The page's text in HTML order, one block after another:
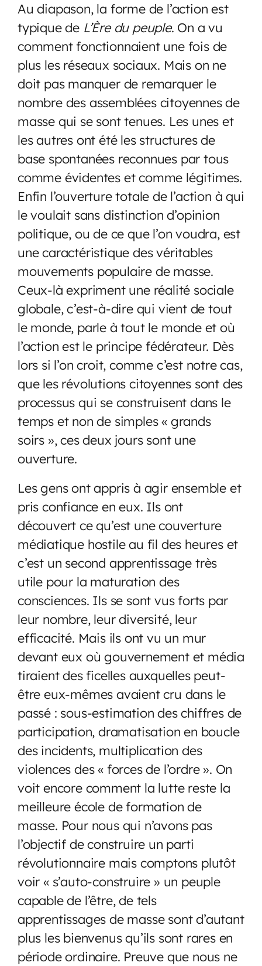
Au diapason, la forme de l’action est
typique de L’Ère du peuple. On a vu
comment fonctionnaient une fois de
plus les réseaux sociaux. Mais on ne
doit pas manquer de remarquer le
nombre des assemblées citoyennes de
masse qui se sont tenues. Les unes et
les autres ont été les structures de
base spontanées reconnues par tous
comme évidentes et comme légitimes.
Enfin l’ouverture totale de l’action à qui
le voulait sans distinction d’opinion
politique, ou de ce que l’on voudra, est
une caractéristique des véritables
mouvements populaire de masse.
Ceux-là expriment une réalité sociale
globale, c’est-à-dire qui vient de tout
le monde, parle à tout le monde et où
l’action est le principe fédérateur. Dès
lors si l’on croit, comme c’est notre cas,
que les révolutions citoyennes sont des
processus qui se construisent dans le
temps et non de simples « grands
soirs », ces deux jours sont une
ouverture.
Les gens ont appris à agir ensemble et
pris confiance en eux. Ils ont
découvert ce qu’est une couverture
médiatique hostile au fil des heures et
c’est un second apprentissage très
utile pour la maturation des
consciences. Ils se sont vus forts par
leur nombre, leur diversité, leur
efficacité. Mais ils ont vu un mur
devant eux où gouvernement et média
tiraient des ficelles auxquelles peut-
être eux-mêmes avaient cru dans le
passé : sous-estimation des chiffres de
participation, dramatisation en boucle
des incidents, multiplication des
violences des « forces de l’ordre ». On
voit encore comment la lutte reste la
meilleure école de formation de
masse. Pour nous qui n’avons pas
l’objectif de construire un parti
révolutionnaire mais comptons plutôt
voir « s’auto-construire » un peuple
capable de l’être, de tels
apprentissages de masse sont d’autant
plus les bienvenus qu’ils sont rares en
période ordinaire. Preuve que nous ne